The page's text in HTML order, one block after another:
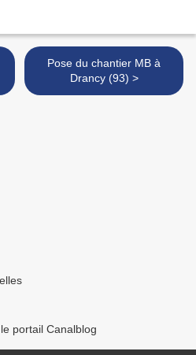
Pose du chantier MB à
Drancy (93) >
portail Canalblog